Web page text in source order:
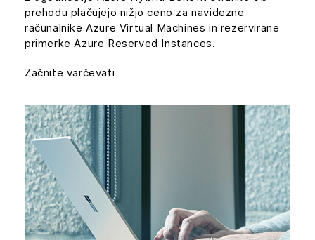
prehodu plačujejo nižjo ceno za navidezne
računalnike Azure Virtual Machines in rezervirane
primerke Azure Reserved Instances.
Začnite varčevati